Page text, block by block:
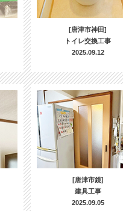
[唐津市神田]
トイレ交換工事
2025.09.12
[唐津市鏡]
建具工事
2025.09.05